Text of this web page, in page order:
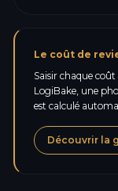
Le coût de
Saisir chaque
LogiBake, une
est calculé
Découvrir la